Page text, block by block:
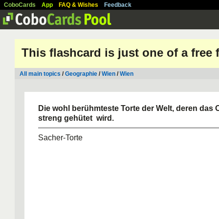
CoboCards App FAQ & Wishes Feedback
This flashcard is just one of a free
All main topics /Geographie /Wien /Wien
Die wohl berühmteste Torte der Welt, deren das
streng gehütet wird.
Sacher-Torte